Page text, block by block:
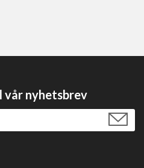
vår nyhetsbrev